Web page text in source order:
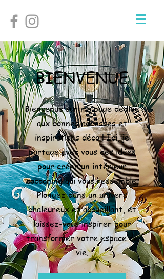
BIENVENUE
Bienvenue sur ma page dédiée
aux bonnes adresses et
inspirations déco ! Ici, je
partage avec vous des idées
pour créer un intérieur
cocooning qui vous ressemble.
Plongez dans un univers
chaleureux et accueillant, et
laissez-vous inspirer pour
transformer votre espace de
vie.